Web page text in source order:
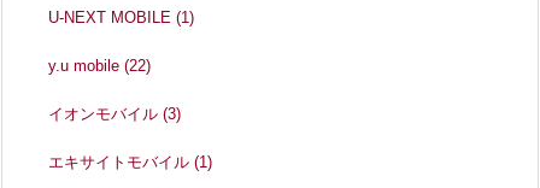
U-NEXT MOBILE(1)
y.u mobile(22)
イオンモバイル(3)
エキサイトモバイル(1)